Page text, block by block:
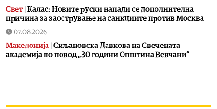
Свет| Калас: Новите руски напади се дополнителна
причина за заострување на санкциите против Москва
07.08.2026
Македонија Сиљановска Давкова на Свечената
академија по повод „30 години Општина Вевчани“
07.08.2026